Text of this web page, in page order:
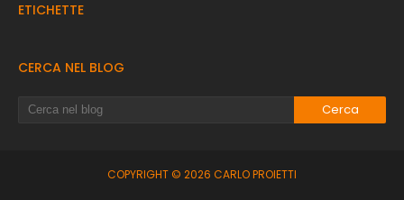
ETICHETTE
CERCA NEL BLOG
COPYRIGHT © 2026 CARLO PROIETTI